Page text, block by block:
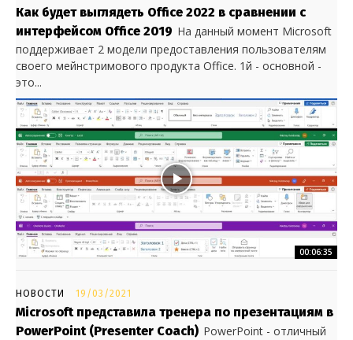
Как будет выглядеть Office 2022 в сравнении с
интерфейсом Office 2019 На данный момент Microsoft
поддерживает 2 модели предоставления пользователям
своего мейнстримового продукта Office. 1й - основной -
это...
00:06:35
НОВОСТИ 19/03/2021
Microsoft представила тренера по презентациям в
PowerPoint (Presenter Coach) PowerPoint - отличный